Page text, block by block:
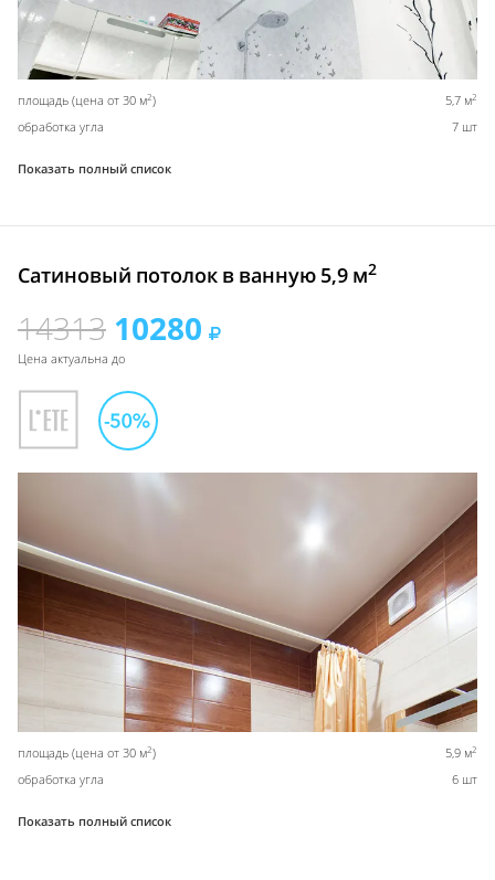
площадь (цена от 30 м2) 5,7 м2
обработка угла 7 шт
Показать полный список
Сатиновый потолок в ванную 5,9 м2
14313 10280
Цена актуальна до
площадь (цена от 30 м2) 5,9 м2
обработка угла 6 шт
Показать полный список